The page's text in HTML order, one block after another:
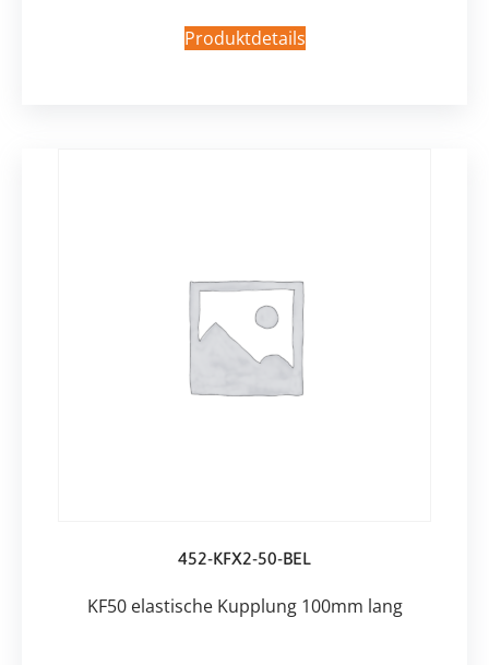
Produktdetails
452-KFX2-50-BEL
KF50 elastische Kupplung 100mm lang